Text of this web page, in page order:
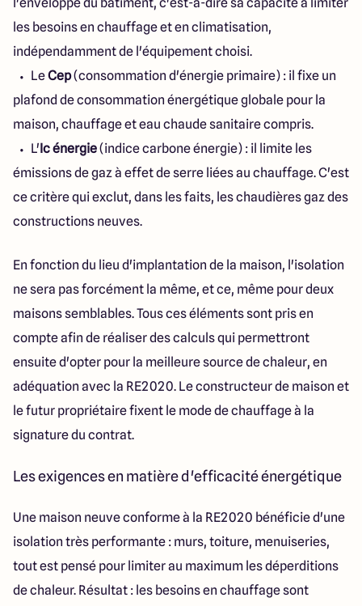
les besoins en chauffage et en climatisation,
indépendamment de l'équipement choisi.
LeCep(consommation d'énergie primaire) : il fixe un
plafond de consommation énergétique globale pour la
maison, chauffage et eau chaude sanitaire compris.
L'Ic énergie(indice carbone énergie) : il limite les
émissions de gaz à effet de serre liées au chauffage. C'est
ce critère qui exclut, dans les faits, les chaudières gaz des
constructions neuves.
En fonction du lieu d'implantation de la maison, l'isolation
ne sera pas forcément la même, et ce, même pour deux
maisons semblables. Tous ces éléments sont pris en
compte afin de réaliser des calculs qui permettront
ensuite d'opter pour la meilleure source de chaleur, en
adéquation avec la RE2020. Le constructeur de maison et
le futur propriétaire fixent le mode de chauffage à la
signature du contrat.
Les exigences en matière d'efficacité énergétique
Une maison neuve conforme à la RE2020 bénéficie d'une
isolation très performante : murs, toiture, menuiseries,
tout est pensé pour limiter au maximum les déperditions
de chaleur. Résultat : les besoins en chauffage sont